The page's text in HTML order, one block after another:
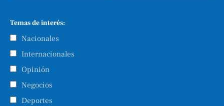
Temas de interés:
Nacionales
Internacionales
Opinión
Negocios
Deportes